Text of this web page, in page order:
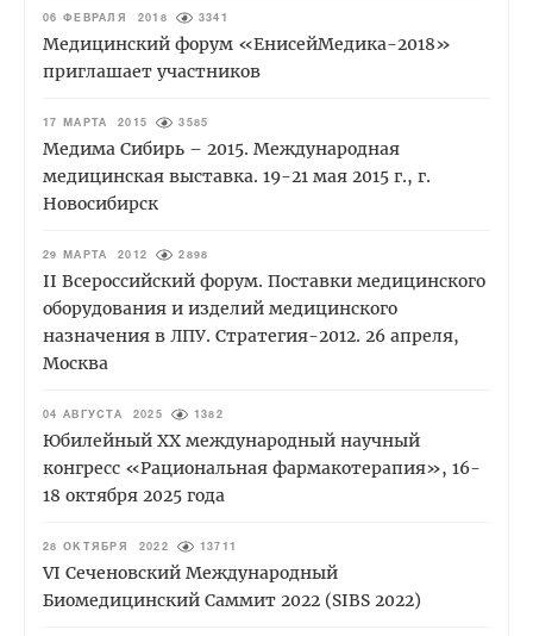
06 ФЕВРАЛЯ 2018 3341
Медицинский форум «ЕнисейМедика-2018»
приглашает участников
17 МАРТА 2015 3585
Медима Сибирь – 2015. Международная
медицинская выставка. 19-21 мая 2015 г., г.
Новосибирск
29 МАРТА 2012 2898
II Всероссийский форум. Поставки медицинского
оборудования и изделий медицинского
назначения в ЛПУ. Стратегия-2012. 26 апреля,
Москва
04 АВГУСТА 2025 1382
Юбилейный XХ международный научный
конгресс «Рациональная фармакотерапия», 16-
18 октября 2025 года
28 ОКТЯБРЯ 2022 13711
VI Сеченовский Международный
Биомедицинский Саммит 2022 (SIBS 2022)